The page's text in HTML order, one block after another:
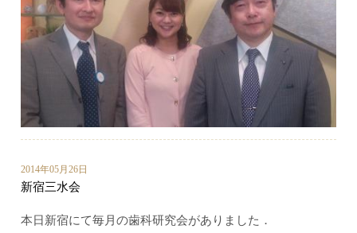
2014年05月26日
新宿三水会
本日新宿にて毎月の歯科研究会がありました．